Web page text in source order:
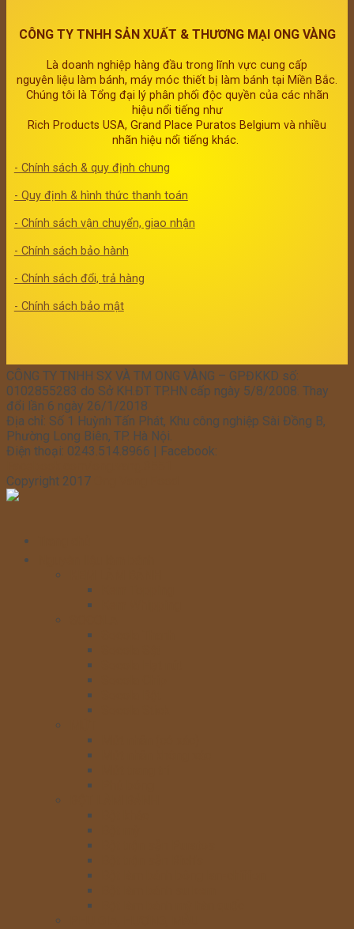
CÔNG TY TNHH SẢN XUẤT & THƯƠNG MẠI ONG VÀNG
Là doanh nghiệp hàng đầu trong lĩnh vực cung cấp
nguyên liệu làm bánh, máy móc thiết bị làm bánh tại Miền Bắc.
Chúng tôi là Tổng đại lý phân phối độc quyền của các nhãn
hiệu nổi tiếng như
Rich Products USA, Grand Place Puratos Belgium và nhiều
nhãn hiệu nổi tiếng khác.
- Chính sách & quy định chung
- Quy định & hình thức thanh toán
- Chính sách vận chuyển, giao nhận
- Chính sách bảo hành
- Chính sách đổi, trả hàng
- Chính sách bảo mật
CÔNG TY TNHH SX VÀ TM ONG VÀNG – GPĐKKD số:
0102855283 do Sở KH.ĐT TP.HN cấp ngày 5/8/2008. Thay
đổi lần 6 ngày 26/1/2018
Địa chỉ: Số 1 Huỳnh Tấn Phát, Khu công nghiệp Sài Đồng B,
Phường Long Biên, TP. Hà Nội.
Điện thoại: 0243.514.8966 | Facebook:
Copyright 2017